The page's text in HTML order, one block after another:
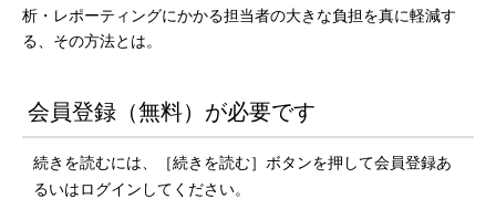
析・レポーティングにかかる担当者の大きな負担を真に軽減す
る、その方法とは。
会員登録（無料）が必要です
続きを読むには、［続きを読む］ボタンを押して会員登録あ
るいはログインしてください。